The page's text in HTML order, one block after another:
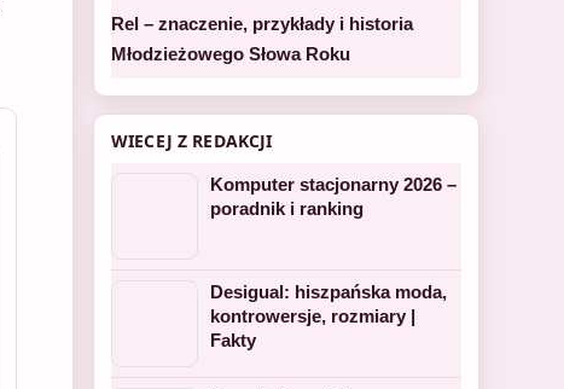
Rel – znaczenie, przykłady i historia
Młodzieżowego Słowa Roku
WIECEJ Z REDAKCJI
Komputer stacjonarny 2026 –
poradnik i ranking
Desigual: hiszpańska moda,
kontrowersje, rozmiary |
Fakty